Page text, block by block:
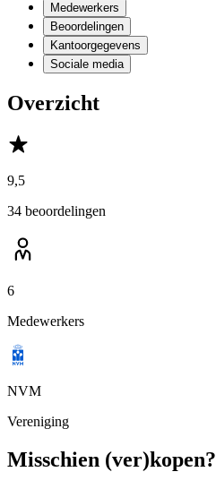
Medewerkers
Beoordelingen
Kantoorgegevens
Sociale media
Overzicht
9,5
34 beoordelingen
6
Medewerkers
NVM
Vereniging
Misschien (ver)kopen?